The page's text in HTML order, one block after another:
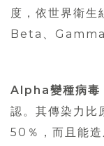
度，依世界衛生
Beta、
Alpha變種病毒
認。其傳染力
50％，而且能